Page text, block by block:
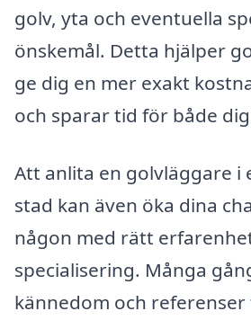
golv, yta och eventuella
önskemål. Detta hjälper
ge dig en mer exakt
och sparar tid för både
Att anlita en golvläggare i
stad kan även öka dina
någon med rätt
specialisering. Många
kännedom och